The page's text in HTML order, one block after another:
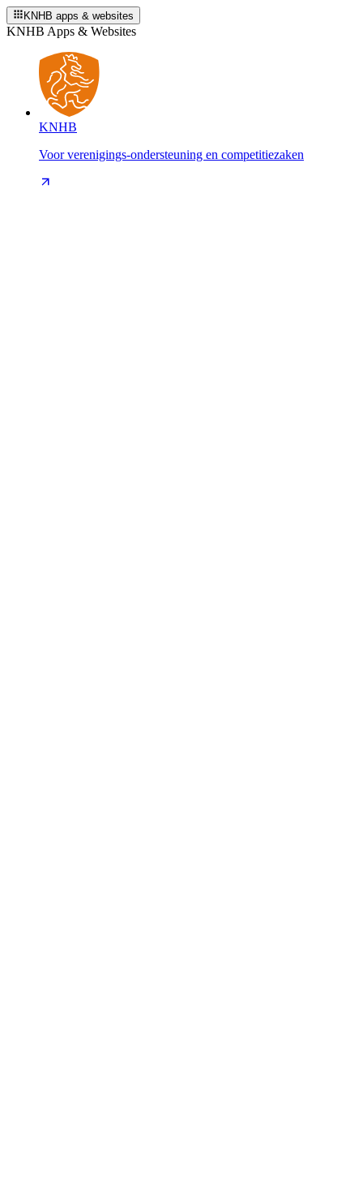
KNHB apps & websites
KNHB Apps & Websites
KNHB
Voor verenigings-ondersteuning en competitiezaken